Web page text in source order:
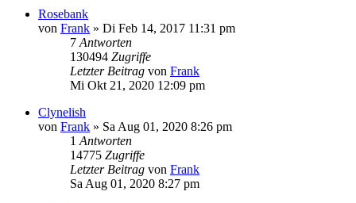
Rosebank
von Frank » Di Feb 14, 2017 11:31 pm
7Antworten
130494 Zugriffe
Letzter Beitrag von Frank
Mi Okt 21, 2020 12:09 pm
Clynelish
von Frank » Sa Aug 01, 2020 8:26 pm
1Antworten
14775 Zugriffe
Letzter Beitrag von Frank
Sa Aug 01, 2020 8:27 pm